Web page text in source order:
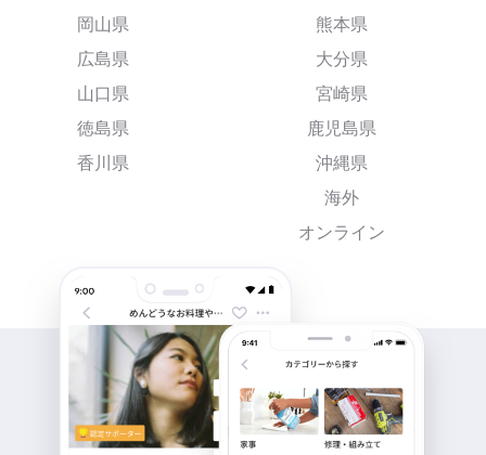
岡山県
広島県
山口県
徳島県
香川県
熊本県
大分県
宮崎県
鹿児島県
沖縄県
海外
オンライン